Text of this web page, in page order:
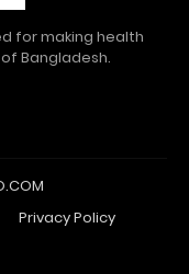
for making health
Bangladesh.
Privacy Policy